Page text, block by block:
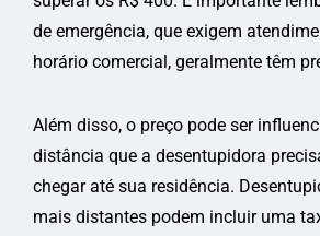
de emergência, que exigem
horário comercial, geralmente têm
Além disso, o preço pode ser
distância que a desentupidora
chegar até sua residência.
mais distantes podem incluir uma